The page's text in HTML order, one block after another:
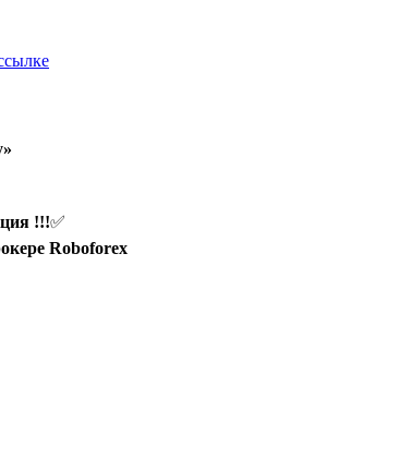
!!!✅
Roboforex